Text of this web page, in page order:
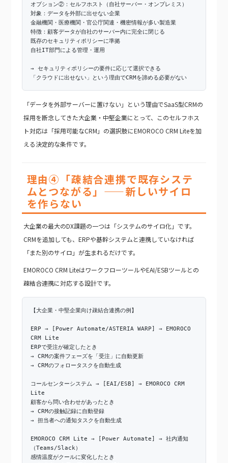
オプション②：セルフホスト（自社サーバー・オンプレミス）
対象：データを外部に出せない企業
金融機関・医療機関・官公庁関連・機密情報が多い製造業
特徴：顧客データが自社のサーバー内に完全に閉じる
既存のセキュリティポリシーに準拠
自社IT部門による管理・運用
→ セキュリティポリシーの要件に応じて選択できる
「クラウドに出せない」という理由でCRMを諦める必要がない
「データを外部サーバーに置けない」という理由でSaaS型CRMの
採用を断念してきた大企業・中堅企業にとって、このセルフホス
ト対応は「採用可能なCRM」の選択肢にEMOROCO CRM Liteを加
える決定的な条件です。
理由④「疎結合連携で既存システ
ムとつながる」——新しいサイロ
を作らない
大企業の最大のDX課題の一つは「システムのサイロ化」です。
CRMを追加しても、ERPや基幹システムと連携していなければ
「また別のサイロ」が生まれるだけです。
EMOROCO CRM LiteはワークフローツールやEAI/ESBツールとの
疎結合連携に対応する設計です。
【大企業・中堅企業向け疎結合連携の例】
ERP → [Power Automate/ASTERIA WARP] → EMOROCO
CRM Lite
ERPで受注が確定したとき
→ CRMの案件フェーズを「受注」に自動更新
→ CRMのフォロータスクを自動生成
コールセンターシステム → [EAI/ESB] → EMOROCO CRM
Lite
顧客から問い合わせがあったとき
→ CRMの接触記録に自動登録
→ 担当者への通知タスクを自動生成
EMOROCO CRM Lite → [Power Automate] → 社内通知
（Teams/Slack）
感情温度がクールに変化したとき